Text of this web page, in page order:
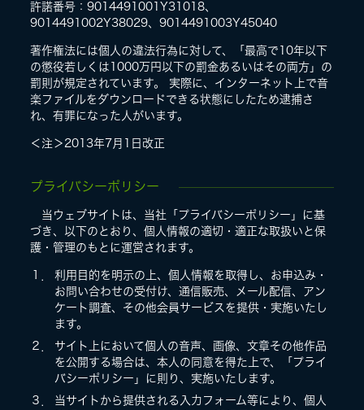
許諾番号：9014491001Y31018、
9014491002Y38029、9014491003Y45040
著作権法には個人の違法行為に対して、「最高で10年以下
の懲役若しくは1000万円以下の罰金あるいはその両方」の
罰則が規定されています。 実際に、インターネット上で音
楽ファイルをダウンロードできる状態にしたため逮捕さ
れ、有罪になった人がいます。
＜注＞2013年7月1日改正
プライバシーポリシー
当ウェブサイトは、当社「プライバシーポリシー」に基
づき、以下のとおり、個人情報の適切・適正な取扱いと保
護・管理のもとに運営されます。
利用目的を明示の上、個人情報を取得し、お申込み・
お問い合わせの受付け、通信販売、メール配信、アン
ケート調査、その他会員サービスを提供・実施いたし
ます。
２．
サイト上において個人の音声、画像、文章その他作品
を公開する場合は、本人の同意を得た上で、「プライ
バシーポリシー」に則り、実施いたします。
３．
当サイトから提供される入力フォーム等により、個人